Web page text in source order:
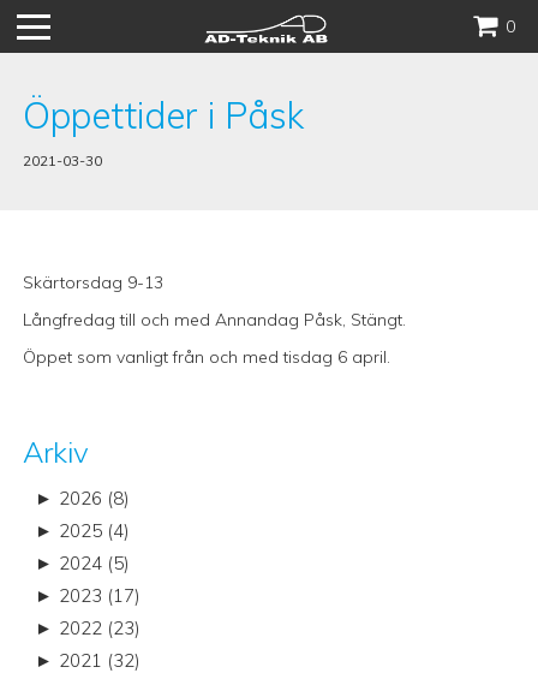
0
Hoppa
Öppettider i Påsk
2021-03-30
Skärtorsdag 9-13
Långfredag till och med Annandag Påsk, Stängt.
Öppet som vanligt från och med tisdag 6 april.
Arkiv
► 2026 (8)
► 2025 (4)
► 2024 (5)
► 2023 (17)
► 2022 (23)
► 2021 (32)